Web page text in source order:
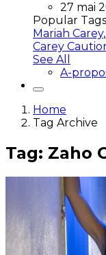
27 mai
Popular
Mariah Carey,
Carey
See All
A-
Home
Tag Archive
Tag: Zaho